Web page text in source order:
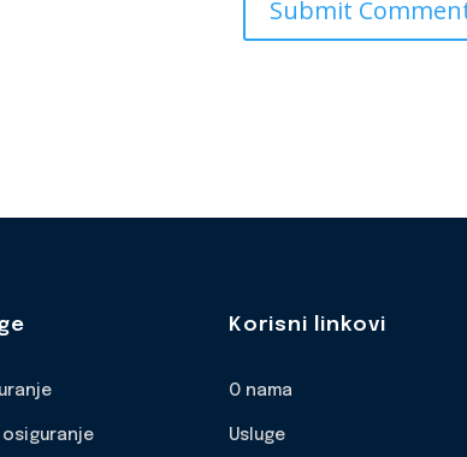
Korisni linkovi
O nama
Usluge